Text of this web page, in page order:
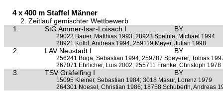
4 x 400 m Staffel Männer
2. Zeitlauf gemischter Wettbewerb
1.
StG Ammer-Isar-Loisach I BY
29022 Bauer, Matthias 1993; 28923 Speinle, Michael 1994
28921 Kölbl, Andreas 1994; 259119 Meyer, Julian 1998
2. LAV Neustadt I BY
256241 Buga, Sebastian 1994; 259787 Speyerer, Tobias
267071 Ehrlicher, Luis 2002; 255711 Franke, Christoph 1978
3. TSV Gräfelfing I BY
15095 Kleiner, Sebastian 1984; 3018 Masur, Lorenz 1979
264301 Noesel, Christian 1986; 18758 Schuberth, Andreas